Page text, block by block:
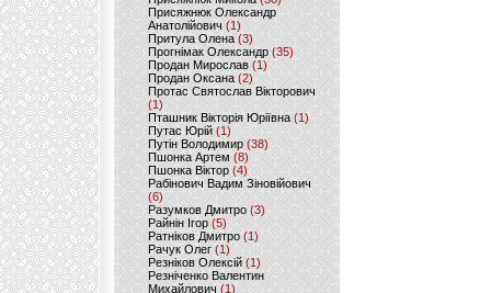
Присяжнюк Олександр
Анатолійович (1)
Притула Олена (3)
Прогнімак Олександр(35)
Продан Мирослав(1)
Продан Оксана (2)
Протас Святослав Вікторович
(1)
Пташник Вікторія Юріївна (1)
Путас Юрій (1)
Путін Володимир(38)
Пшонка Артем (8)
Пшонка Віктор(4)
Рабінович Вадим Зіновійович
(6)
Разумков Дмитро (3)
Райнін Ігор(5)
Ратніков Дмитро (1)
Рачук Олег (1)
Резніков Олексій(1)
Резніченко Валентин
Михайлович (1)